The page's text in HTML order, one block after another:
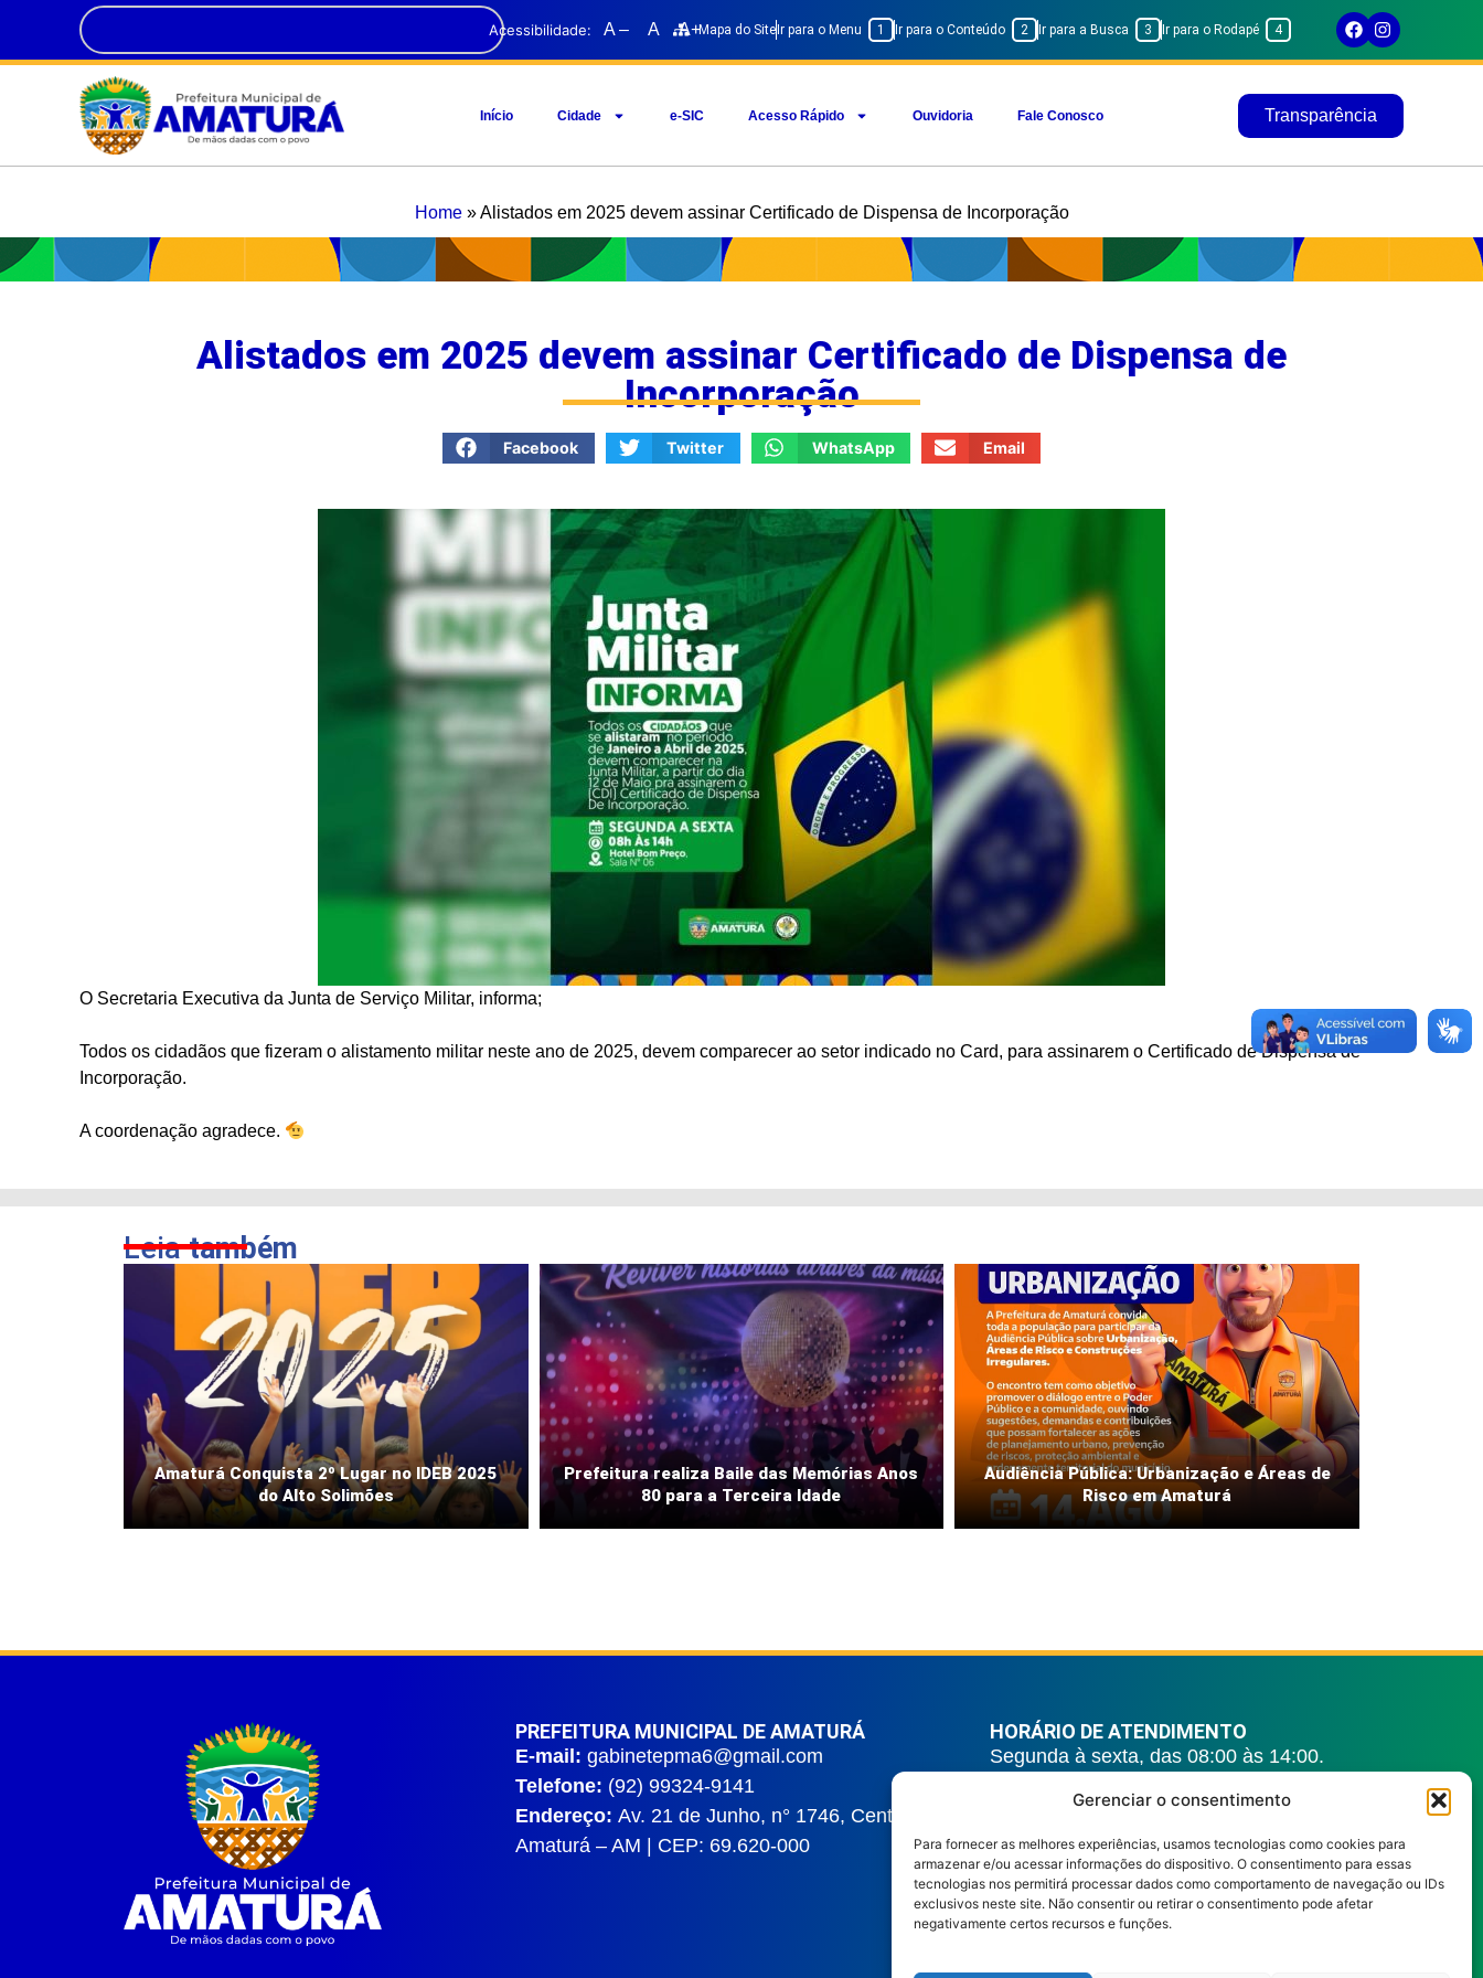
Gerenciar o consentimento
Para fornecer as melhores experiências, usamos tecnologias como cookies para
armazenar e/ou acessar informações do dispositivo. O consentimento para essas
tecnologias nos permitirá processar dados como comportamento de navegação ou IDs
exclusivos neste site. Não consentir ou retirar o consentimento pode afetar
negativamente certos recursos e funções.
Acessibilidade: A – A A+Mapa do Site Ir para o Menu 1 Ir para o Conteúdo 2 Ir para a Busca 3 Ir para o Rodapé 4
Início Cidade e-SIC Acesso Rápido Ouvidoria Fale Conosco Transparência
Home»Alistados em 2025 devem assinar Certificado de Dispensa de Incorporação
Alistados em 2025 devem assinar Certificado de Dispensa de
Incorporação
Facebook Twitter WhatsApp Email
O Secretaria Executiva da Junta de Serviço Militar, informa;
Todos os cidadãos que fizeram o alistamento militar neste ano de 2025, devem comparecer ao setor indicado no Card, para assinarem o Certificado de Dispensa de
Incorporação.
A coordenação agradece.
Leiatambém
Amaturá Conquista 2º Lugar no IDEB 2025
do Alto Solimões
Prefeitura realiza Baile das Memórias Anos
80 para a Terceira Idade
Audiência Pública: Urbanização e Áreas de
Risco em Amaturá
PREFEITURA MUNICIPAL DE AMATURÁ
E-mail: gabinetepma6@gmail.com
Telefone: (92) 99324-9141
Endereço: Av. 21 de Junho, n° 1746, Centro |
Amaturá – AM | CEP: 69.620-000
HORÁRIO DE ATENDIMENTO
Segunda à sexta, das 08:00 às 14:00.
REDES SOCIAIS